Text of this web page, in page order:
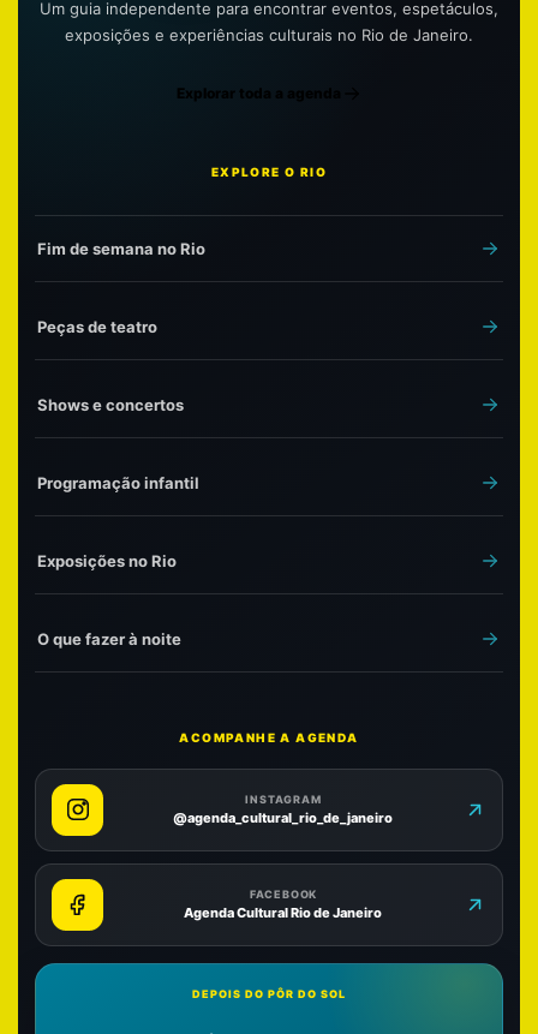
Um guia independente para encontrar eventos, espetáculos,
exposições e experiências culturais no Rio de Janeiro.
Explorar toda a agenda
EXPLORE O RIO
Fim de semana no Rio
Peças de teatro
Shows e concertos
Programação infantil
Exposições no Rio
O que fazer à noite
ACOMPANHE A AGENDA
INSTAGRAM
@agenda_cultural_rio_de_janeiro
FACEBOOK
Agenda Cultural Rio de Janeiro
DEPOIS DO PÔR DO SOL